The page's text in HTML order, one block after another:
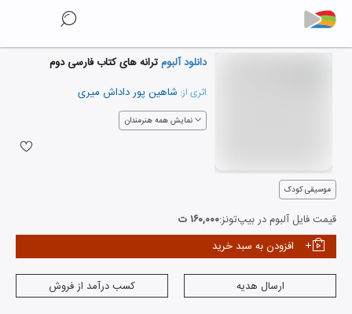
دانلود آلبومترانه های کتاب فارسی دوم
اثری از: شاهین پور داداش میری
نمایش همه هنرمندان
موسیقی کودک
قیمت فایل آلبوم در بیپ‌تونز:۱۶۰,۰۰۰ ت
افزودن به سبد خرید
ارسال هدیه کسب درآمد از فروش